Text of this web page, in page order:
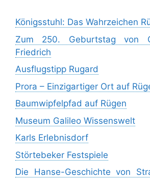
Königsstuhl: Das Wahrzeichen
Zum 250. Geburtstag von
Friedrich
Ausflugstipp Rugard
Prora – Einzigartiger Ort auf
Baumwipfelpfad auf Rügen
Museum Galileo Wissenswelt
Karls Erlebnisdorf
Störtebeker Festspiele
Die Hanse-Geschichte von